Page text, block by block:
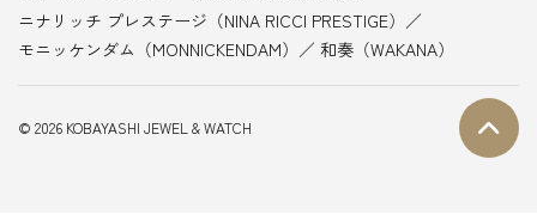
ニナリッチ プレステージ（NINA RICCI PRESTIGE）
モニッケンダム（MONNICKENDAM）
和奏（WAKANA）
© 2026 KOBAYASHI JEWEL & WATCH